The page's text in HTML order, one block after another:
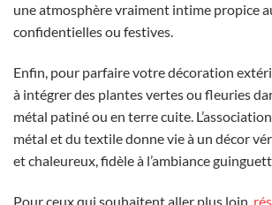
une atmosphère vraiment intime propice
confidentielles ou festives.
Enfin, pour parfaire votre décoration
à intégrer des plantes vertes ou fleuries
métal patiné ou en terre cuite.
métal et du textile donne vie à un décor
et chaleureux, fidèle à l’ambiance
Pour ceux qui souhaitent aller plus loin,